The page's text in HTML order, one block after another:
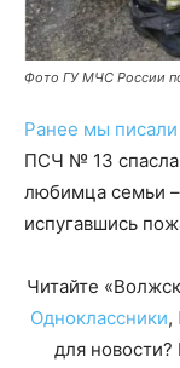
Фото ГУ МЧС России
Ранее мы
ПСЧ № 13 спасла
любимца семьи –
испугавшись
Читайте
Одноклассники,
для